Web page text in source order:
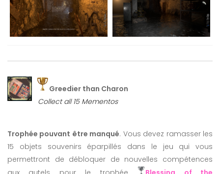
Greedier than Charon
Collect all 15 Mementos
Trophée pouvant être manqué. Vous devez ramasser les
15 objets souvenirs éparpillés dans le jeu qui vous
permettront de débloquer de nouvelles compétences